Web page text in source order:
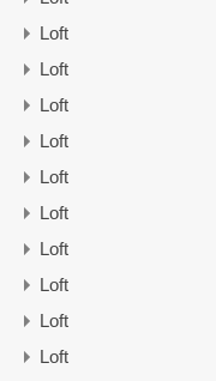
Loft
Loft
Loft
Loft
Loft
Loft
Loft
Loft
Loft
Loft